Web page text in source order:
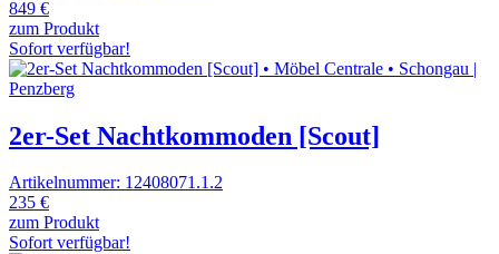
849 €
zum Produkt
Sofort verfügbar!
2er-Set Nachtkommoden [Scout]
Artikelnummer: 12408071.1.2
235 €
zum Produkt
Sofort verfügbar!